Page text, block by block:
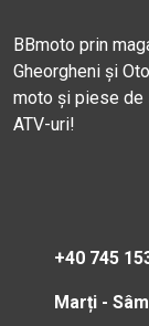
BBmoto prin
Gheorgheni și
moto și piese de
ATV-uri!
+40 745
Marți -